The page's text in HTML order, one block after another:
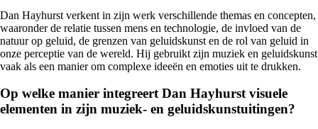
Dan Hayhurst verkent in zijn werk verschillende themas en concepten,
waaronder de relatie tussen mens en technologie, de invloed van de
natuur op geluid, de grenzen van geluidskunst en de rol van geluid in
onze perceptie van de wereld. Hij gebruikt zijn muziek en geluidskunst
vaak als een manier om complexe ideeën en emoties uit te drukken.
Op welke manier integreert Dan Hayhurst visuele
elementen in zijn muziek- en geluidskunstuitingen?